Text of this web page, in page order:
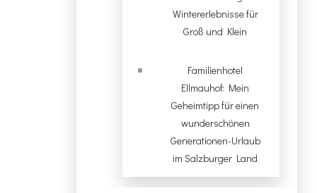
Wintererlebnisse für
Groß und Klein
Familienhotel
Ellmauhof: Mein
Geheimtipp für einen
wunderschönen
Generationen-Urlaub
im Salzburger Land